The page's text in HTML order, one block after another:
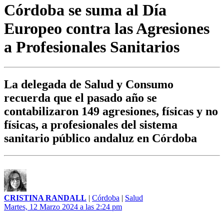
Córdoba se suma al Día
Europeo contra las Agresiones
a Profesionales Sanitarios
La delegada de Salud y Consumo
recuerda que el pasado año se
contabilizaron 149 agresiones, físicas y no
físicas, a profesionales del sistema
sanitario público andaluz en Córdoba
CRISTINA RANDALL | Córdoba | Salud
Martes, 12 Marzo 2024 a las 2:24 pm